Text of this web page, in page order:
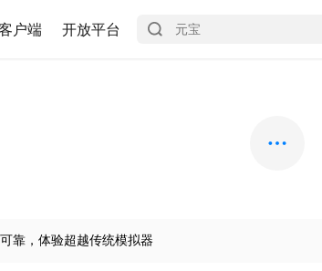
户端 开放平台
靠，体验超越传统模拟器